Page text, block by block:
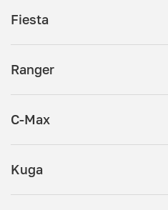
Fiesta
Ranger
C-Max
Kuga